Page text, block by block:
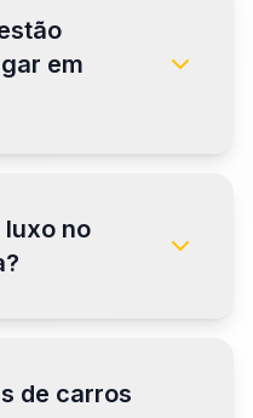
em
no
de carros